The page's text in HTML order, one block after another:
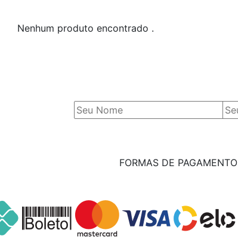
Nenhum produto encontrado .
FORMAS DE PAGAMENTO